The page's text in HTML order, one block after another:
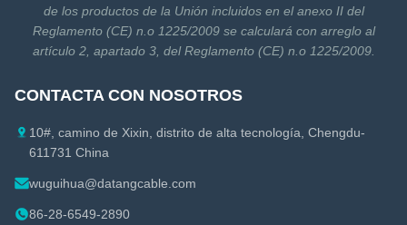
de los productos de la Unión incluidos en el anexo II del
Reglamento (CE) n.o 1225/2009 se calculará con arreglo al
artículo 2, apartado 3, del Reglamento (CE) n.o 1225/2009.
CONTACTA CON NOSOTROS
10#, camino de Xixin, distrito de alta tecnología, Chengdu-
611731 China
wuguihua@datangcable.com
86-28-6549-2890